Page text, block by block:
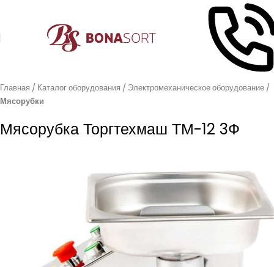
Главная Каталог оборудования
Электромеханическое оборудование
Мясорубки
Мясорубка Торгтехмаш ТМ-12 3Ф